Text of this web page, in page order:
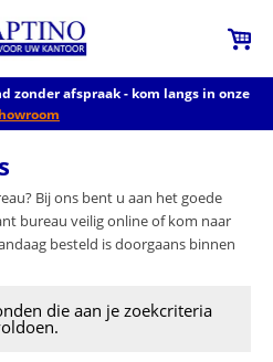
zonder afspraak - kom langs in onze
Bij ons bent u aan het goede
bureau veilig online of kom naar
besteld is doorgaans binnen
die aan je zoekcriteria